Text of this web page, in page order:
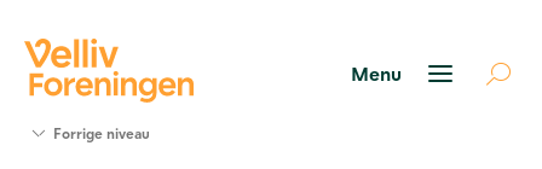
Forrige niveau